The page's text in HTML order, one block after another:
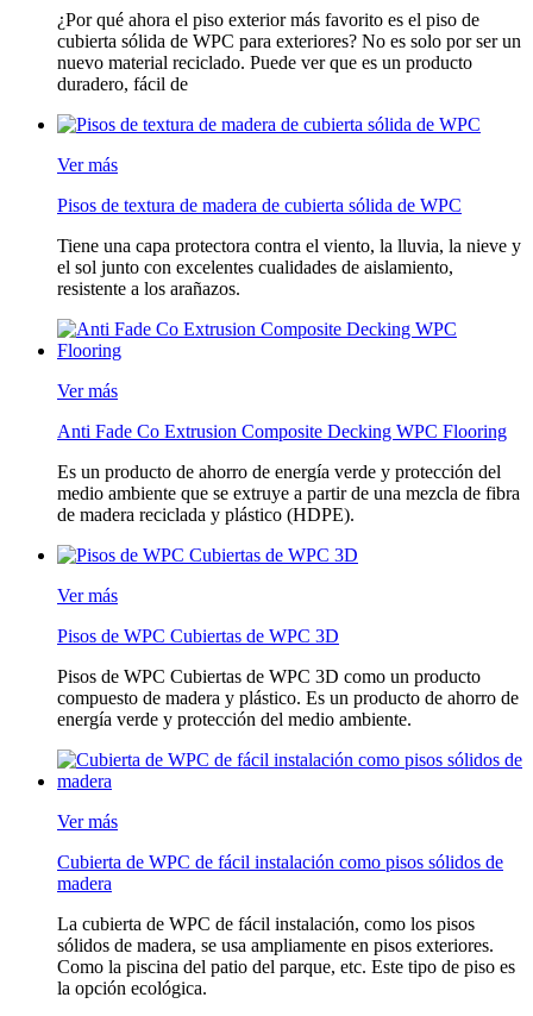
¿Por qué ahora el piso exterior más favorito es el piso de
cubierta sólida de WPC para exteriores? No es solo por ser un
nuevo material reciclado. Puede ver que es un producto
duradero, fácil de
Ver más
Pisos de textura de madera de cubierta sólida de WPC
Tiene una capa protectora contra el viento, la lluvia, la nieve y
el sol junto con excelentes cualidades de aislamiento,
resistente a los arañazos.
Ver más
Anti Fade Co Extrusion Composite Decking WPC Flooring
Es un producto de ahorro de energía verde y protección del
medio ambiente que se extruye a partir de una mezcla de fibra
de madera reciclada y plástico (HDPE).
Ver más
Pisos de WPC Cubiertas de WPC 3D
Pisos de WPC Cubiertas de WPC 3D como un producto
compuesto de madera y plástico. Es un producto de ahorro de
energía verde y protección del medio ambiente.
Ver más
Cubierta de WPC de fácil instalación como pisos sólidos de
madera
La cubierta de WPC de fácil instalación, como los pisos
sólidos de madera, se usa ampliamente en pisos exteriores.
Como la piscina del patio del parque, etc. Este tipo de piso es
la opción ecológica.